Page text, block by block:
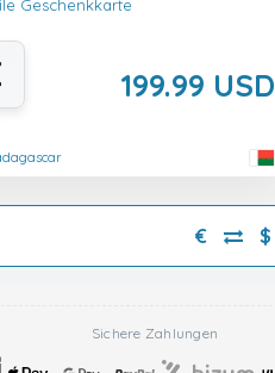
Geschenkkarte
199.99 USD
€ $
Sichere Zahlungen